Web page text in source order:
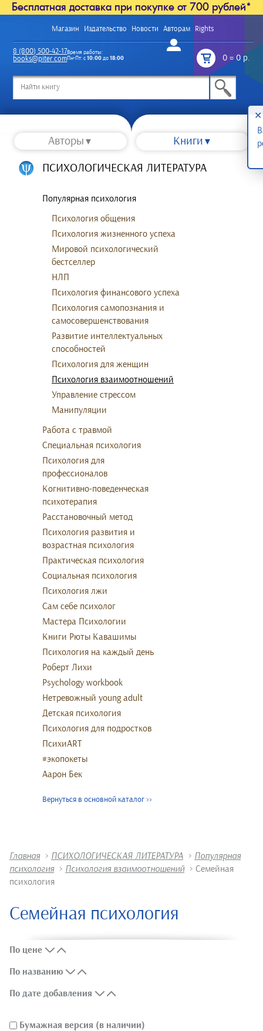
Бесплатная доставка при покупке от 700 рублей*
Магазин Издательство Новости Авторам Rights
Войти
0=0 р.
8 (800) 500-42-17
books@piter.com
Время работы:
Пн-Пт: с10:00до18:00
Авторы
Книги
ПСИХОЛОГИЧЕСКАЯ ЛИТЕРАТУРА
Популярная психология
Психология общения
Психология жизненного успеха
Мировой психологический
бестселлер
НЛП
Психология финансового успеха
Психология самопознания и
самосовершенствования
Развитие интеллектуальных
способностей
Психология для женщин
Психология взаимоотношений
Управление стрессом
Манипуляции
Работа с травмой
Специальная психология
Психология для
профессионалов
Когнитивно-поведенческая
психотерапия
Расстановочный метод
Психология развития и
возрастная психология
Практическая психология
Социальная психология
Психология лжи
Сам себе психолог
Мастера Психологии
Книги Рюты Кавашимы
Психология на каждый день
Роберт Лихи
Psychology workbook
Нетревожный young adult
Детская психология
Психология для подростков
ПсихиART
#экопокеты
Аарон Бек
Вернуться в основной каталог>>
Главная > ПСИХОЛОГИЧЕСКАЯ ЛИТЕРАТУРА > Популярная
психология > Психология взаимоотношений > Семейная
психология
Семейная психология
По цене
По названию
По дате добавления
Бумажная версия (в наличии)
✕